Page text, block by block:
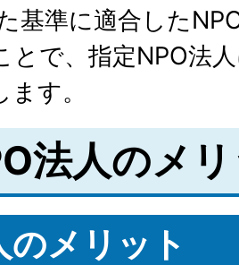
基準に適合した
とで、指定NPO法
す。
法人のメ
のメリット